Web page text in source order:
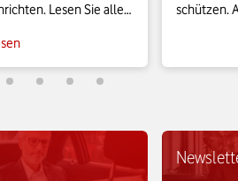
Lesen Sie alles
und zu konkreten
und
schützen.